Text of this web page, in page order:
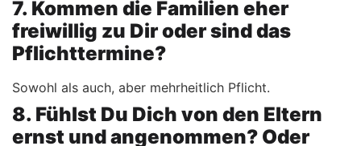
7. Kommen die Familien eher
freiwillig zu Dir oder sind das
Pflichttermine?
Sowohl als auch, aber mehrheitlich Pflicht.
8. Fühlst Du Dich von den Eltern
ernst und angenommen? Oder